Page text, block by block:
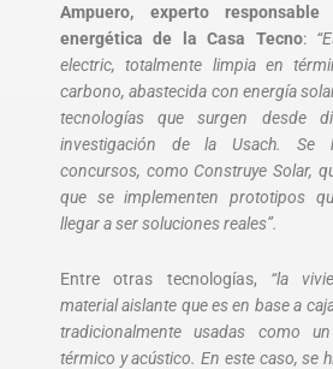
Ampuero, experto
energética de la Casa Tecno:
electric, totalmente limpia en
carbono, abastecida con energía
tecnologías que surgen desde
investigación de la Usach. Se
concursos, como Construye Solar,
que se implementen prototipos
llegar a ser soluciones reales”.
Entre otras tecnologías, “la
material aislante que es en base a
tradicionalmente usadas como
térmico y acústico. En este caso, se